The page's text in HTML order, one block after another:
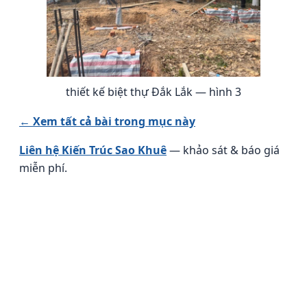
thiết kế biệt thự Đắk Lắk — hình 3
← Xem tất cả bài trong mục này
Liên hệ Kiến Trúc Sao Khuê— khảo sát & báo giá
miễn phí.